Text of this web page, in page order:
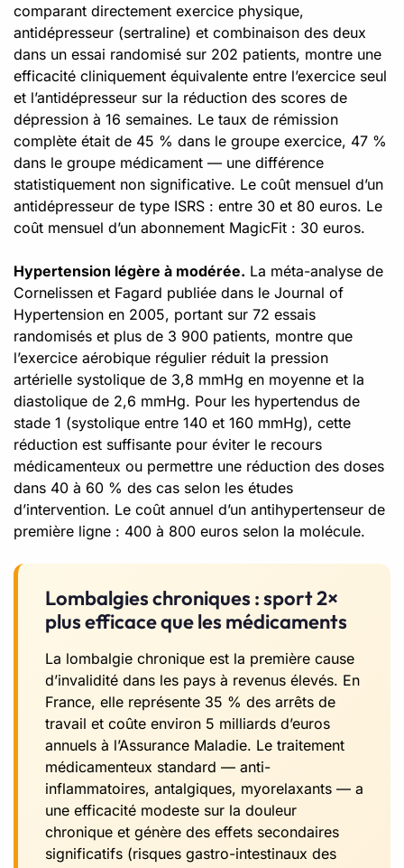
comparant directement exercice physique,
antidépresseur (sertraline) et combinaison des deux
dans un essai randomisé sur 202 patients, montre une
efficacité cliniquement équivalente entre l’exercice seul
et l’antidépresseur sur la réduction des scores de
dépression à 16 semaines. Le taux de rémission
complète était de 45 % dans le groupe exercice, 47 %
dans le groupe médicament — une différence
statistiquement non significative. Le coût mensuel d’un
antidépresseur de type ISRS : entre 30 et 80 euros. Le
coût mensuel d’un abonnement MagicFit : 30 euros.
Hypertension légère à modérée. La méta-analyse de
Cornelissen et Fagard publiée dans le Journal of
Hypertension en 2005, portant sur 72 essais
randomisés et plus de 3 900 patients, montre que
l’exercice aérobique régulier réduit la pression
artérielle systolique de 3,8 mmHg en moyenne et la
diastolique de 2,6 mmHg. Pour les hypertendus de
stade 1 (systolique entre 140 et 160 mmHg), cette
réduction est suffisante pour éviter le recours
médicamenteux ou permettre une réduction des doses
dans 40 à 60 % des cas selon les études
d’intervention. Le coût annuel d’un antihypertenseur de
première ligne : 400 à 800 euros selon la molécule.
Lombalgies chroniques : sport 2×
plus efficace que les médicaments
La lombalgie chronique est la première cause
d’invalidité dans les pays à revenus élevés. En
France, elle représente 35 % des arrêts de
travail et coûte environ 5 milliards d’euros
annuels à l’Assurance Maladie. Le traitement
médicamenteux standard — anti-
inflammatoires, antalgiques, myorelaxants — a
une efficacité modeste sur la douleur
chronique et génère des effets secondaires
significatifs (risques gastro-intestinaux des